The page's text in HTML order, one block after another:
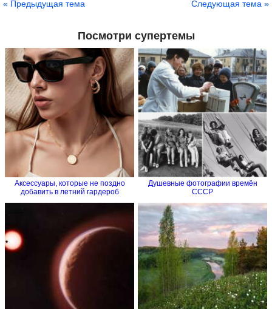
« Предыдущая тема Следующая тема »
Посмотри супертемы
Аксессуары, которые не поздно
добавить в летний гардероб
Душевные фотографии времён
СССР